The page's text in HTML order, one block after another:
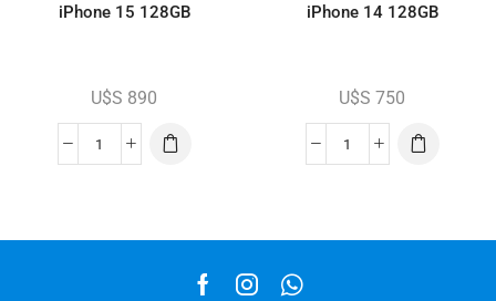
iPhone 15 128GB
U$S 890
iPhone 14 128GB
U$S 750